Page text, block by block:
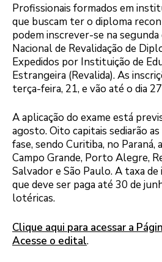
Profissionais formados em
que buscam ter o diploma
podem inscrever-se na segunda
Nacional de Revalidação de
Expedidos por Instituição de
Estrangeira (Revalida). As
terça-feira, 21, e vão até o dia
A aplicação do exame está
agosto. Oito capitais sediarão
fase, sendo Curitiba, no Paraná,
Campo Grande, Porto Alegre,
Salvador e São Paulo. A taxa de
que deve ser paga até 30 de
lotéricas.
Clique aqui para acessar a
Acesse o edital.